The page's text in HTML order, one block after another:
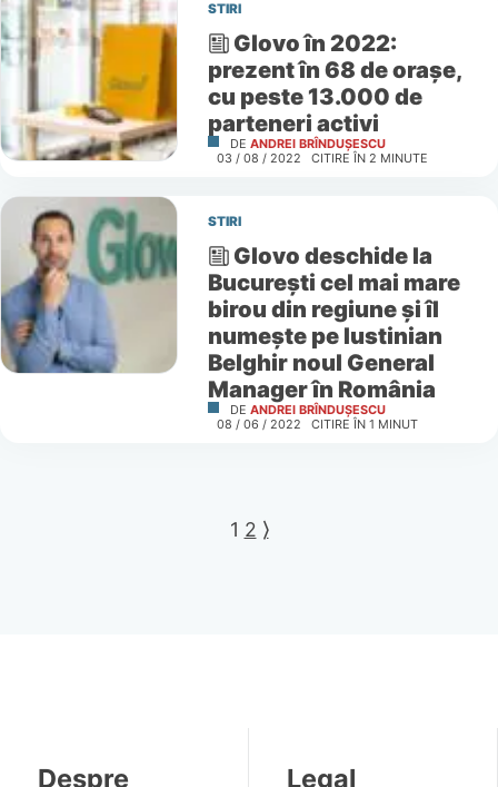
STIRI
Glovo în 2022:
prezent în 68 de orașe,
cu peste 13.000 de
parteneri activi
DE ANDREI BRÎNDUȘESCU
03 / 08 / 2022
CITIRE ÎN 2 MINUTE
STIRI
Glovo deschide la
București cel mai mare
birou din regiune și îl
numește pe Iustinian
Belghir noul General
Manager în România
DE ANDREI BRÎNDUȘESCU
08 / 06 / 2022
CITIRE ÎN 1 MINUT
1 2 ⟩
Despre Legal